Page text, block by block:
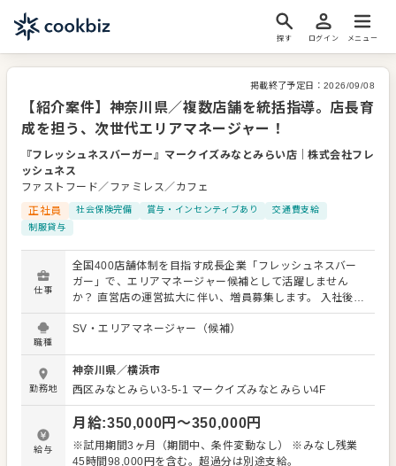
探す ログイン メニュー
掲載終了予定日： 2026/09/08
【紹介案件】神奈川県／複数店舗を統括指導。店長育
成を担う、次世代エリアマネージャー！
『フレッシュネスバーガー』マークイズみなとみらい店 ｜株式会社フレ
ッシュネス
ファストフード／ファミレス／カフェ
正社員
社会保険完備 賞与・インセンティブあり
交通費支給
制服貸与
仕事
全国400店舗体制を目指す成長企業「フレッシュネスバー
ガー」で、エリアマネージャー候補として活躍しません
か？ 直営店の運営拡大に伴い、増員募集します。 入社後は
まず店舗業務を通じて当社の理念や運営を習得いただいた
後、早期に複数店舗の統括マネジメントをお任せします。
値管理、店長やスタッフの育成指導です。 独自の魅力を持
つ店舗運営を牽引し、成長企業の幹部としてキャリアを実
現してください。 ＜おすすめポイント＞ 全国400店舗体制
を目指す成長企業の幹部ポスト。 複数店舗の戦略・数値管
理を担い、大幅なキャリアアップが可能です。
職種
SV・エリアマネージャー（候補）
勤務地
神奈川県／横浜市
西区みなとみらい3-5-1 マークイズみなとみらい4F
給与
月給:350,000円〜350,000円
※試用期間3ヶ月（期間中、条件変動なし） ※みなし残業
45時間98,000円を含む。超過分は別途支給。